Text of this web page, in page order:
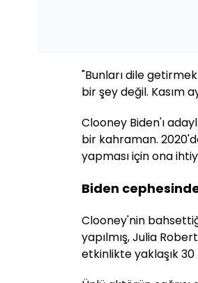
"Bunları dile
bir şey değil. Kasım
Clooney Biden'ı
bir kahraman.
yapması için ona
Biden
Clooney'nin
yapılmış, Julia
etkinlikte yaklaşık